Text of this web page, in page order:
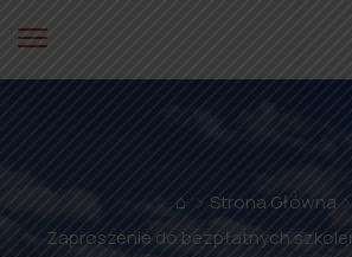
⌂
Strona Główna
Zaproszenie do bezpłatnych